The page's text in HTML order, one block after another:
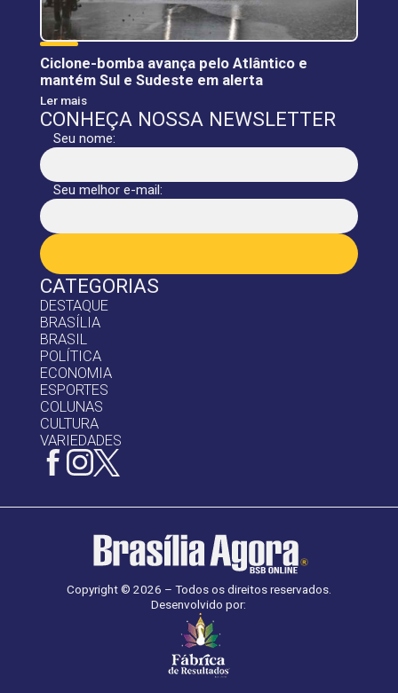
CATEGORIAS
DESTAQUE
BRASÍLIA
BRASIL
POLÍTICA
ECONOMIA
ESPORTES
COLUNAS
CULTURA
VARIEDADES
Ciclone-bomba avança pelo Atlântico e
mantém Sul e Sudeste em alerta
Ler mais
CONHEÇA NOSSA NEWSLETTER
Seu nome:
Seu melhor e-mail:
Copyright © 2026 – Todos os direitos reservados.
Desenvolvido por: